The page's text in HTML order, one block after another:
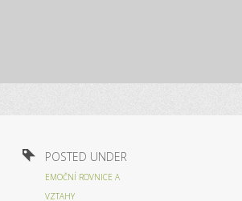
POSTED UNDER
EMOČNÍ ROVNICE A
VZTAHY